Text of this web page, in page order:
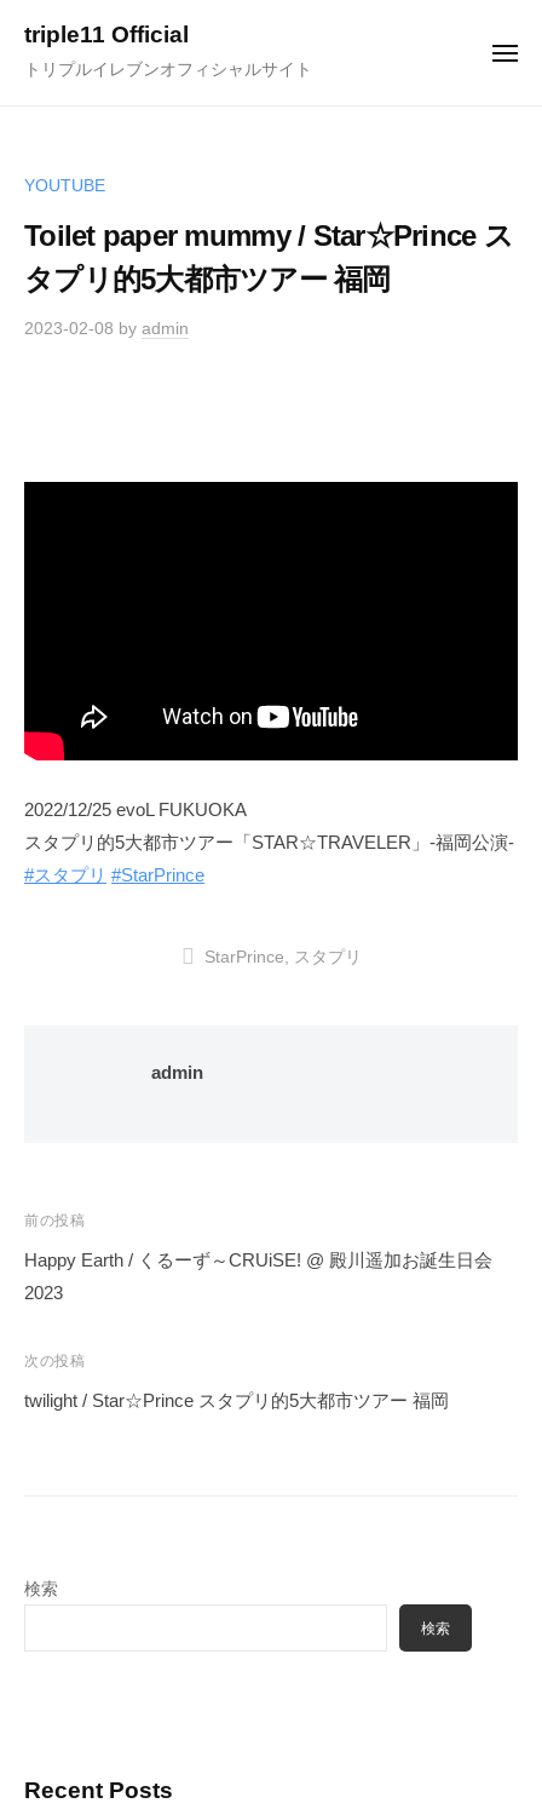
triple11 Official
トリプルイレブンオフィシャルサイト
メ
YOUTUBE
Toilet paper mummy / Star☆Prince ス
タプリ的5大都市ツアー 福岡
2023-02-08 by admin
2022/12/25 evoL FUKUOKA
スタプリ的5大都市ツアー「STAR☆TRAVELER」-福岡公演-
#スタプリ #StarPrince
StarPrince, スタプリ
admin
投
稿
ナ
ゲ
ー
前の投稿
Happy Earth / くるーず～CRUiSE! @ 殿川遥加お誕生日会
2023
次の投稿
twilight / Star☆Prince スタプリ的5大都市ツアー 福岡
検索
検索
Recent Posts